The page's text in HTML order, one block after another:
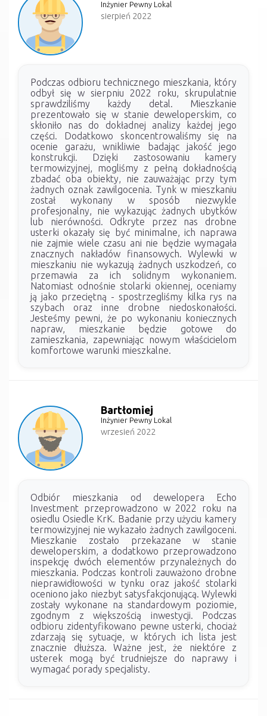
Inżynier Pewny Lokal
sierpień 2022
Podczas odbioru technicznego mieszkania, który
odbył się w sierpniu 2022 roku, skrupulatnie
sprawdziliśmy każdy detal. Mieszkanie
prezentowało się w stanie deweloperskim, co
skłoniło nas do dokładnej analizy każdej jego
części. Dodatkowo skoncentrowaliśmy się na
ocenie garażu, wnikliwie badając jakość jego
konstrukcji. Dzięki zastosowaniu kamery
termowizyjnej, mogliśmy z pełną dokładnością
zbadać oba obiekty, nie zauważając przy tym
żadnych oznak zawilgocenia. Tynk w mieszkaniu
został wykonany w sposób niezwykle
profesjonalny, nie wykazując żadnych ubytków
lub nierówności. Odkryte przez nas drobne
usterki okazały się być minimalne, ich naprawa
nie zajmie wiele czasu ani nie będzie wymagała
znacznych nakładów finansowych. Wylewki w
mieszkaniu nie wykazują żadnych uszkodzeń, co
przemawia za ich solidnym wykonaniem.
Natomiast odnośnie stolarki okiennej, oceniamy
ją jako przeciętną - spostrzegliśmy kilka rys na
szybach oraz inne drobne niedoskonałości.
Jesteśmy pewni, że po wykonaniu koniecznych
napraw, mieszkanie będzie gotowe do
zamieszkania, zapewniając nowym właścicielom
komfortowe warunki mieszkalne.
Bartłomiej
Inżynier Pewny Lokal
wrzesień 2022
Odbiór mieszkania od dewelopera Echo
Investment przeprowadzono w 2022 roku na
osiedlu Osiedle KrK. Badanie przy użyciu kamery
termowizyjnej nie wykazało żadnych zawilgoceni.
Mieszkanie zostało przekazane w stanie
deweloperskim, a dodatkowo przeprowadzono
inspekcję dwóch elementów przynależnych do
mieszkania. Podczas kontroli zauważono drobne
nieprawidłowości w tynku oraz jakość stolarki
oceniono jako niezbyt satysfakcjonującą. Wylewki
zostały wykonane na standardowym poziomie,
zgodnym z większością inwestycji. Podczas
odbioru zidentyfikowano pewne usterki, chociaż
zdarzają się sytuacje, w których ich lista jest
znacznie dłuższa. Ważne jest, że niektóre z
usterek mogą być trudniejsze do naprawy i
wymagać porady specjalisty.